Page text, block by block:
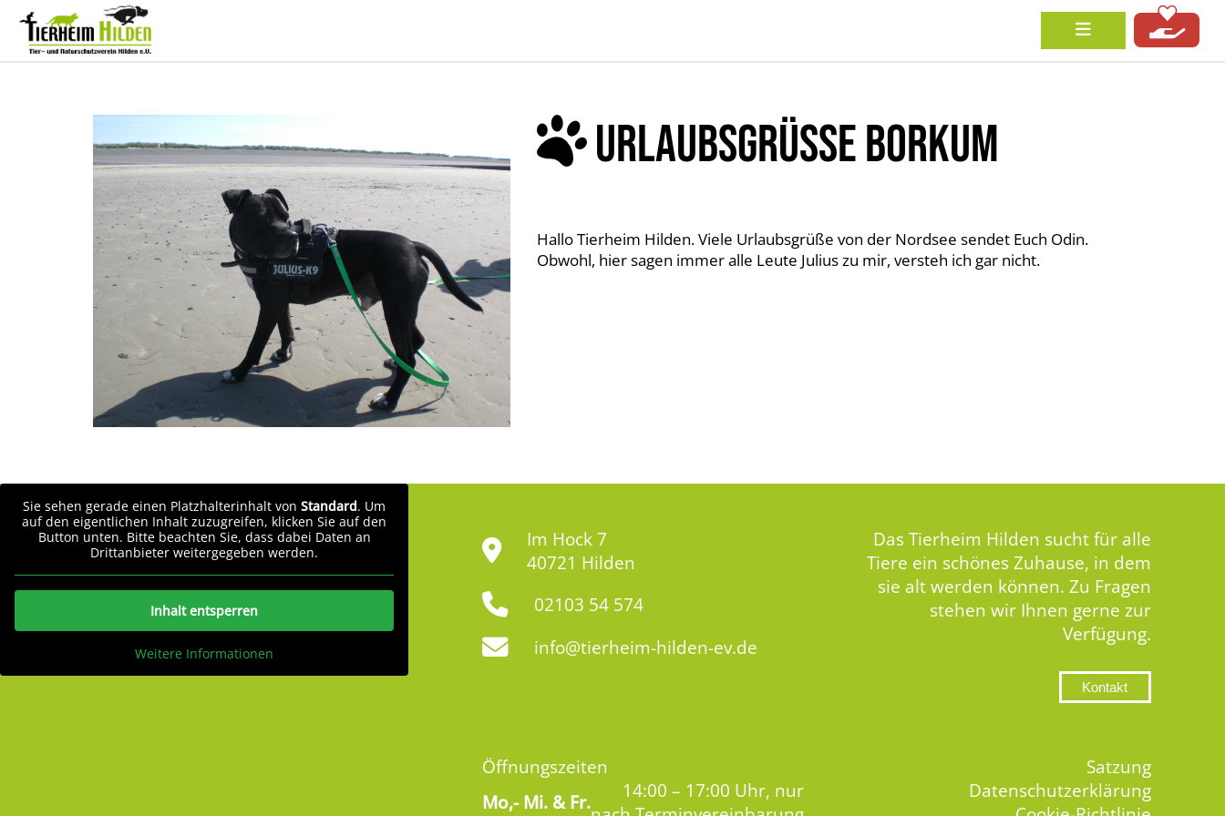
URLAUBSGRÜSSE BORKUM
Hallo Tierheim Hilden. Viele Urlaubsgrüße von der Nordsee sendet Euch Odin.
Obwohl, hier sagen immer alle Leute Julius zu mir, versteh ich gar nicht.
Sie sehen gerade einen Platzhalterinhalt von Standard. Um
auf den eigentlichen Inhalt zuzugreifen, klicken Sie auf den
Button unten. Bitte beachten Sie, dass dabei Daten an
Drittanbieter weitergegeben werden.
Inhalt entsperren
Weitere Informationen
Im Hock 7
40721 Hilden
02103 54 574
info@tierheim-hilden-ev.de
Das Tierheim Hilden sucht für alle
Tiere ein schönes Zuhause, in dem
sie alt werden können. Zu Fragen
stehen wir Ihnen gerne zur
Verfügung.
Kontakt
Öffnungszeiten
Mo,-Mi. & Fr.
14:00 – 17:00 Uhr, nur
Satzung
Datenschutzerklärung